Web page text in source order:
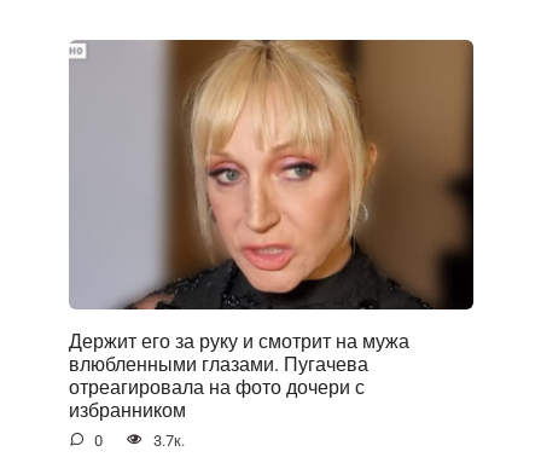
Держит его за руку и смотрит на мужа
влюбленными глазами. Пугачева
отреагировала на фото дочери с
избранником
0 3.7к.